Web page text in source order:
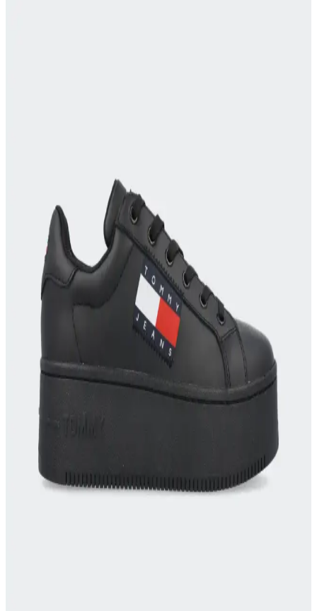
Sunan Lüks Aksesuar
Vakko şal, %55 pamuk ve %45 ipek içeriğiyle hafif ve lüks dokusu
sayesinde her mevsim şıklık ve konfor sunar, çeşitli
kombinasyonlara uyum sağlar.
GECELİKS Taşlı Lüks Açık Jartiyer Çorap: Şıklık
ve Konforun Modern Buluşması
GECELİKS'in taşlı lüks açık jartiyer çorabı, şıklık ve konforu bir
arada sunar. Siyah renk, dayanıklı malzeme ve feminen detaylarla
öne çıkan bu ürün, modern tarzı ve sürdürülebilirliğiyle dikkat çeker.
Off White Erkek Sweatshirtleri Moda Trendleri ve
Stil Önerileri 2023
Off White erkek sweatshirtleri, modern tasarımları ve trend
detaylarıyla rahatlık ve şıklığı bir arada sunar, stilinizi tamamlar.
Yeezy Slide ve Adidas İşbirliği Moda Dünyasında
Yenilikçi Bir Trend Yaratıyor
Yeezy Slide ve Adidas ortaklığı, minimalist tasarım ve konforu bir
araya getirerek moda dünyasında yeni standartlar belirliyor, global